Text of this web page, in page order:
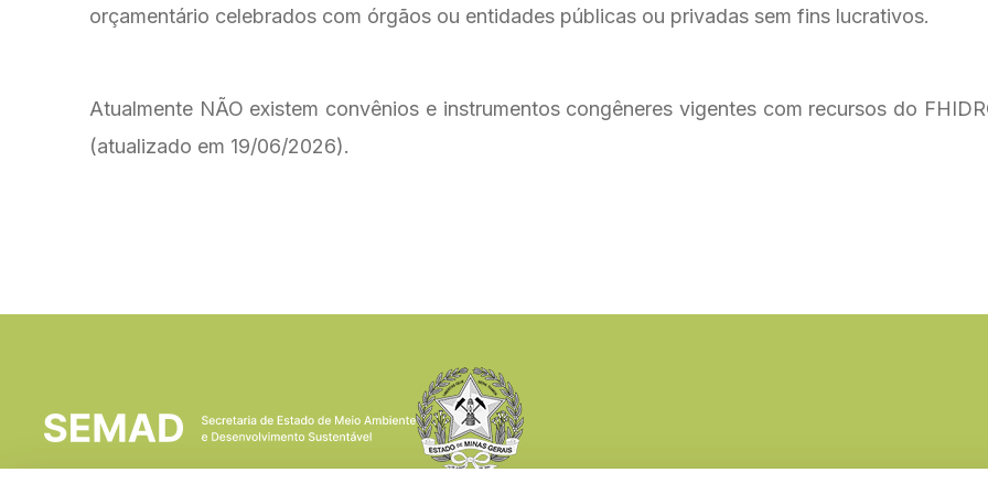
orçamentário celebrados com órgãos ou entidades públicas ou privadas sem fins lucrativos.
Atualmente NÃO existem convênios e instrumentos congêneres vigentes com recursos do
(atualizado em 19/06/2026).